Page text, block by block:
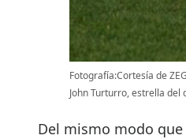
Fotografía:Cortesía de
John Turturro, estrella del
Del mismo modo